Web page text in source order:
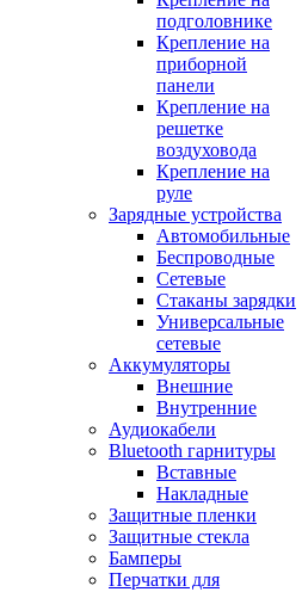
подголовнике
Крепление на
приборной
панели
Крепление на
решетке
воздуховода
Крепление на
руле
Зарядные устройства
Автомобильные
Беспроводные
Сетевые
Стаканы зарядки
Универсальные
сетевые
Аккумуляторы
Внешние
Внутренние
Аудиокабели
Bluetooth гарнитуры
Вставные
Накладные
Защитные пленки
Защитные стекла
Бамперы
Перчатки для